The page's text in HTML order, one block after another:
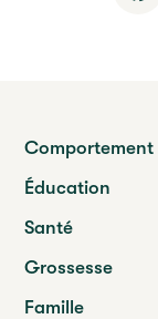
Comportement
Éducation
Santé
Grossesse
Famille